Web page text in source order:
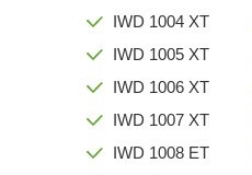
IWD 1004 XT
IWD 1005 XT
IWD 1006 XT
IWD 1007 XT
IWD 1008 ET